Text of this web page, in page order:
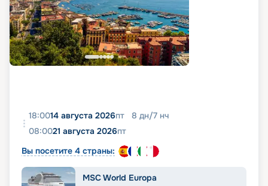
18:0014 августа 2026пт 8 дн/7 нч
08:0021 августа 2026пт
Вы посетите 4 страны:
MSC World Europa